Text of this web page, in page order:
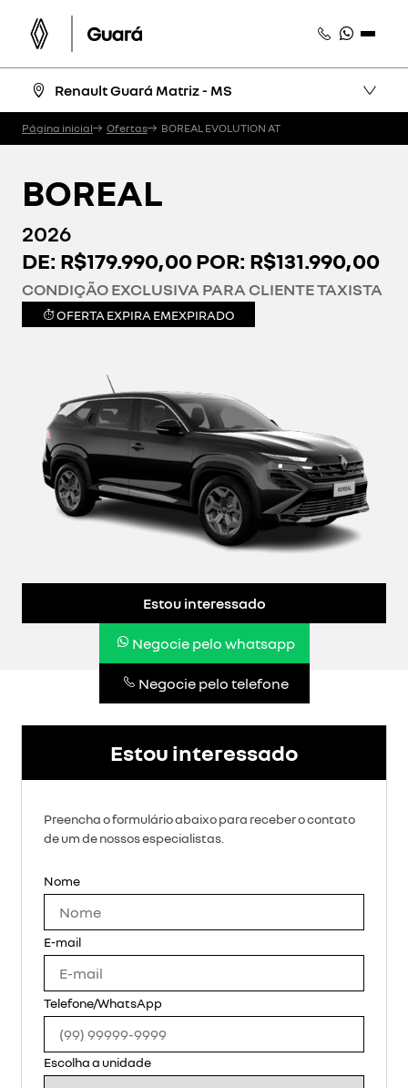
Renault Guará Matriz - MS
Página inicial Ofertas BOREAL EVOLUTION AT
BOREAL
2026
DE: R$179.990,00 POR: R$131.990,00
CONDIÇÃO EXCLUSIVA PARA CLIENTE TAXISTA
OFERTA EXPIRA EMEXPIRADO
Estou interessado
Negocie pelo whatsapp
Negocie pelo telefone
Estou interessado
Preencha o formulário abaixo para receber o contato
de um de nossos especialistas.
Nome
E-mail
Telefone/WhatsApp
Escolha a unidade